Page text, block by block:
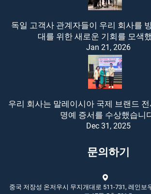
독일 고객사 관계자들이 우리 회사를
대를 위한 새로운 기회를 모색
Jan 21, 2026
우리 회사는 말레이시아 국제 브랜드
명예 증서를 수상했습니
Dec 31, 2025
문의하기
중국 저장성 온저우시 무지개대로 511-731, 레인보